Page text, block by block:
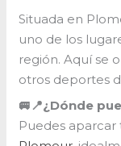
Situada en
uno de los
región. Aquí se
otros deportes
🚐📍¿Dónde
Puedes